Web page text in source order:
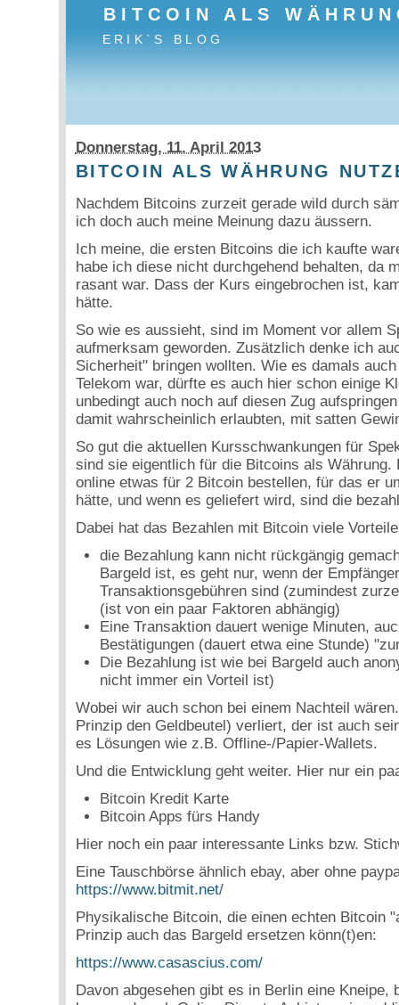
BITCOIN ALS
ERIK`S BLOG
Donnerstag, 11. April 2013
BITCOIN ALS WÄHRUNG
Nachdem Bitcoins zurzeit gerade wild durch
ich doch auch meine Meinung dazu äussern.
Ich meine, die ersten Bitcoins die ich kaufte
habe ich diese nicht durchgehend behalten, da
rasant war. Dass der Kurs eingebrochen ist,
hätte.
So wie es aussieht, sind im Moment vor allem
aufmerksam geworden. Zusätzlich denke ich
Sicherheit" bringen wollten. Wie es damals
Telekom war, dürfte es auch hier schon einige
unbedingt auch noch auf diesen Zug
damit wahrscheinlich erlaubten, mit satten
So gut die aktuellen Kursschwankungen für
sind sie eigentlich für die Bitcoins als Währung.
online etwas für 2 Bitcoin bestellen, für das er
hätte, und wenn es geliefert wird, sind die
Dabei hat das Bezahlen mit Bitcoin viele
die Bezahlung kann nicht rückgängig
Bargeld ist, es geht nur, wenn der
Transaktionsgebühren sind (zumindest
(ist von ein paar Faktoren abhängig)
Eine Transaktion dauert wenige Minuten,
Bestätigungen (dauert etwa eine Stunde)
Die Bezahlung ist wie bei Bargeld auch
nicht immer ein Vorteil ist)
Wobei wir auch schon bei einem Nachteil
Prinzip den Geldbeutel) verliert, der ist auch
es Lösungen wie z.B. Offline-/Papier-Wallets.
Und die Entwicklung geht weiter. Hier nur ein
Bitcoin Kredit Karte
Bitcoin Apps fürs Handy
Hier noch ein paar interessante Links bzw.
Eine Tauschbörse ähnlich ebay, aber ohne
https://www.bitmit.net/
Physikalische Bitcoin, die einen echten Bitcoin
Prinzip auch das Bargeld ersetzen könn(t)en:
https://www.casascius.com/
Davon abgesehen gibt es in Berlin eine Kneipe,